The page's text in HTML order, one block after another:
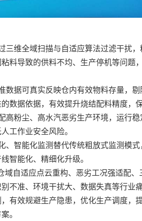
维全域扫描与自适应算法过滤干扰，
料导致的供料不均、生产停机等问题
据可真实反映仓内有效物料存量，剔
数据依据，有效提升烧结配料精度，
粉尘、高水汽恶劣生产环境，运行稳
工作业安全风险。
智能化监测替代传统粗放式监测模式
智能化、精细化升级。
自适应点云重构、恶劣工况强适配、
不准、环境干扰大、数据失真等行业
有效规避生产隐患，优化生产调度，
。